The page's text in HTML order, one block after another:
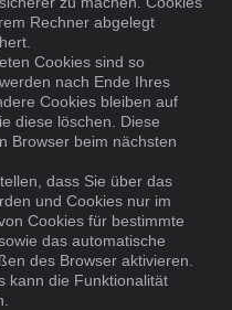
Rechner abgelegt
Cookies sind so
nach Ende Ihres
Cookies bleiben auf
diese löschen. Diese
Browser beim nächsten
dass Sie über das
und Cookies nur im
Cookies für bestimmte
das automatische
des Browser aktivieren.
kann die Funktionalität